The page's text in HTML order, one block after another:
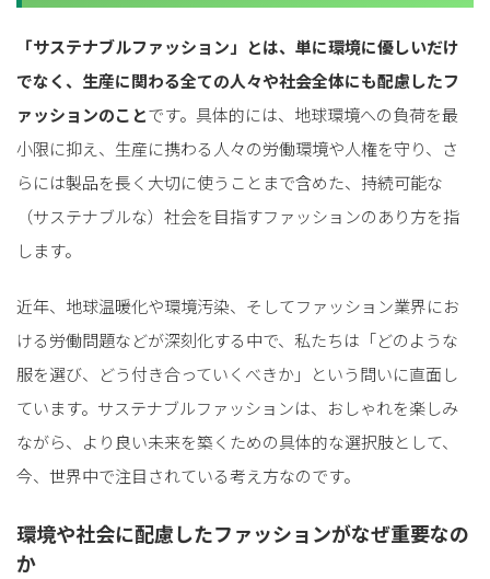
「サステナブルファッション」とは、単に環境に優しいだけ
でなく、生産に関わる全ての人々や社会全体にも配慮したフ
ァッションのことです。具体的には、地球環境への負荷を最
小限に抑え、生産に携わる人々の労働環境や人権を守り、さ
らには製品を長く大切に使うことまで含めた、持続可能な
（サステナブルな）社会を目指すファッションのあり方を指
します。
近年、地球温暖化や環境汚染、そしてファッション業界にお
ける労働問題などが深刻化する中で、私たちは「どのような
服を選び、どう付き合っていくべきか」という問いに直面し
ています。サステナブルファッションは、おしゃれを楽しみ
ながら、より良い未来を築くための具体的な選択肢として、
今、世界中で注目されている考え方なのです。
環境や社会に配慮したファッションがなぜ重要なの
か